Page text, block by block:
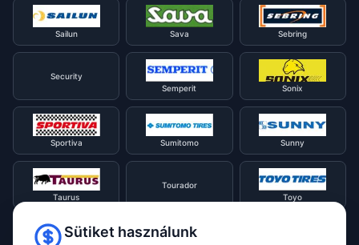
Sailun Sava Sebring
Security
Semperit
Sonix
Sportiva Sumitomo Sunny
Taurus
Tourador
Toyo
TracmaxSütiket használunk